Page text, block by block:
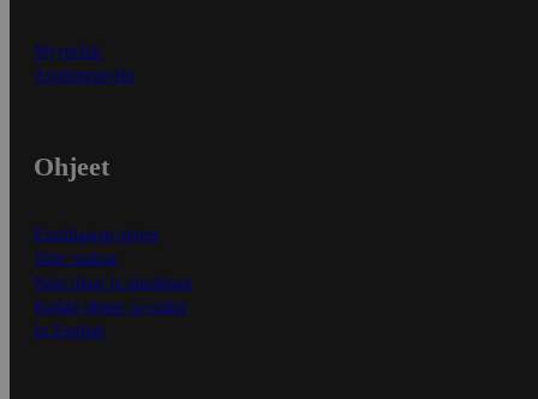
Myymälät
Asiakaspalvelu
Ohjeet
Ensitilaajan ohjeet
Näin maksat
Näin tilaat ja muokkaat
Kaikki ohjeet ja vinkit
In English